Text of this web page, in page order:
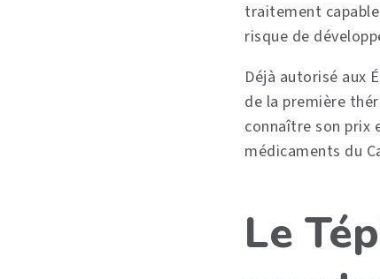
traitement
risque de
Déjà autorisé aux
de la première
connaître son prix
médicaments du
Le